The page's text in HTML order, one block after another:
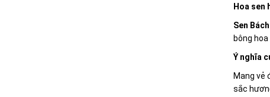
Hoa sen
Sen
bông
Ý nghĩa
Mang vẻ
sắc